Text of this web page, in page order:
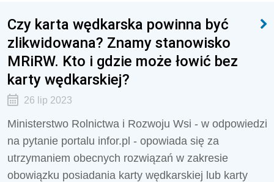
Czy karta wędkarska powinna być
zlikwidowana? Znamy stanowisko
MRiRW. Kto i gdzie może łowić bez
karty wędkarskiej?
26 lip 2023
Ministerstwo Rolnictwa i Rozwoju Wsi - w odpowiedzi
na pytanie portalu infor.pl - opowiada się za
utrzymaniem obecnych rozwiązań w zakresie
obowiązku posiadania karty wędkarskiej lub karty